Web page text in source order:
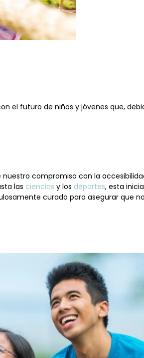
el futuro de niños y jóvenes que,
compromiso con la
las ciencias y los deportes, esta
curado para asegurar que